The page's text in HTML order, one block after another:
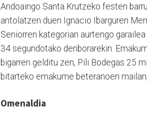
Andoaingo Santa Krutzeko festen
antolatzen duen Ignacio Ibarguren
Seniorren kategorian aurtengo
34 segundotako denborarekin.
bigarren gelditu zen, Pili Bodegas 25
bitarteko emakume beteranoen
Omenaldia